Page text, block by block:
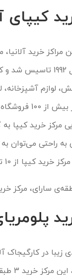
کیپای
مراکز خرید
این پاساژ در سال 1992
لوازم آشپزخانه،
الکترونیکی و...
مرکز خرید کیپا
به راحتی می‌توان
از 10 تا 22 می‌باشد.
سارای، مرکز
زیبا در
2013